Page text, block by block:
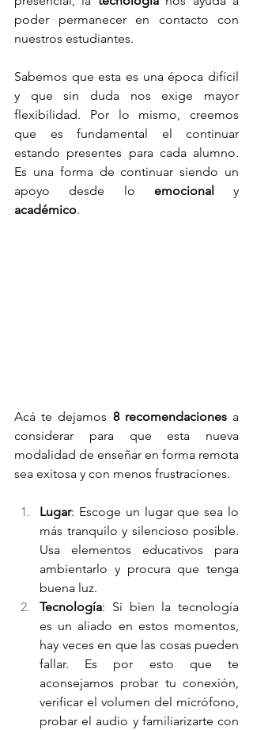
poder permanecer en contacto con
nuestros estudiantes.
Sabemos que esta es una época difícil
y que sin duda nos exige mayor
flexibilidad. Por lo mismo, creemos
que es fundamental el continuar
estando presentes para cada alumno.
Es una forma de continuar siendo un
apoyo desde lo emocional
académico.
Acá te dejamos 8 recomendaciones a
considerar para que esta nueva
modalidad de enseñar en forma remota
sea exitosa y con menos frustraciones.
Lugar: Escoge un lugar que sea lo
más tranquilo y silencioso posible.
Usa elementos educativos para
ambientarlo y procura que tenga
buena luz.
Tecnología: Si bien la tecnología
es un aliado en estos momentos,
hay veces en que las cosas pueden
fallar. Es por esto que te
aconsejamos probar tu conexión,
verificar el volumen del micrófono,
probar el audio y familiarizarte con